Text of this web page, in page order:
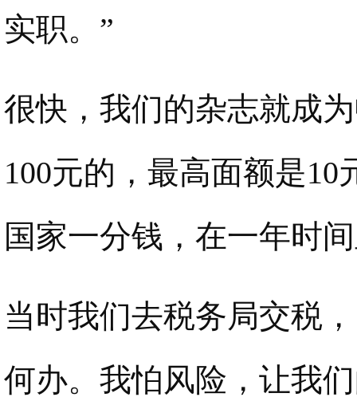
实职。”
很快，我们的杂志就成
100元的，最高面额是
国家一分钱，在一年时
当时我们去税务局交税
何办。我怕风险，让我